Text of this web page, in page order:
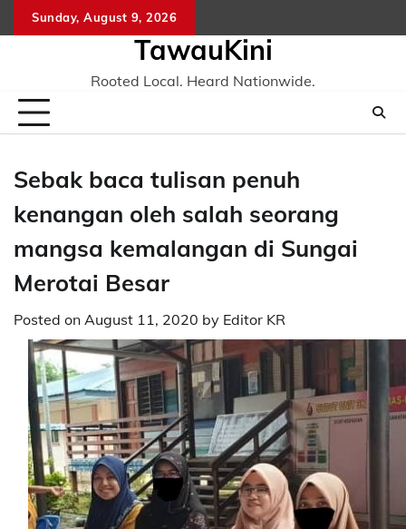
to
Sunday, August 9, 2026
TawauKini
Rooted Local. Heard Nationwide.
Sebak baca tulisan penuh
kenangan oleh salah seorang
mangsa kemalangan di Sungai
Merotai Besar
Posted on August 11, 2020 by Editor KR